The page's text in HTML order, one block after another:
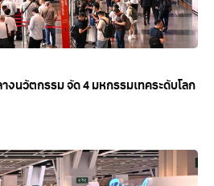
นวัตกรรม จัด 4 มหกรรมเทคระดับโลก